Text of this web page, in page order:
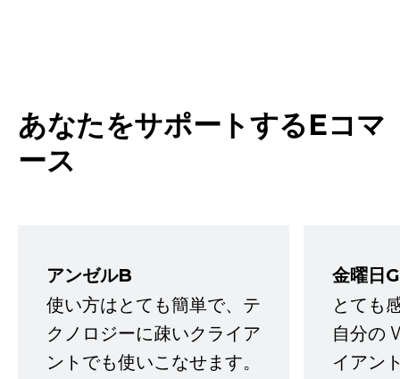
あなたをサポートするEコマ
ース
アンゼルB
使い方はとても簡単で、テ
クノロジーに疎いクライア
ントでも使いこなせます。
金曜日G
とても
自分の
イアン